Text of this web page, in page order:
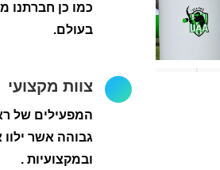
כמו כן חברתנו
בעולם.
צוות מקצועי
המפעילים של
גבוהה אשר
ובמקצועיות .